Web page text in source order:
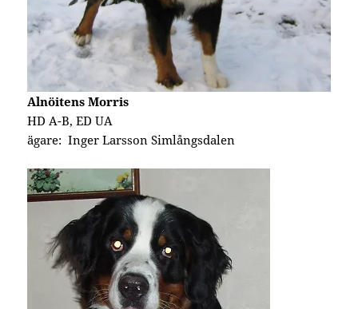
Alnöitens Morris
HD A-B, ED UA
ägare: Inger Larsson Simlångsdalen